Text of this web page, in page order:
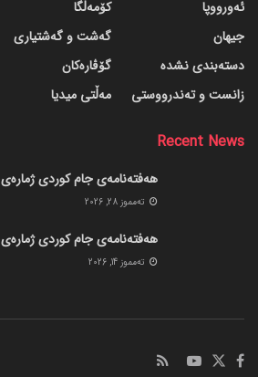
ئەورووپا
جیهان
دسته‌بندی نشده
زانست و تەندرووستی
کۆمەڵگا
گه‌شت و گه‌شتیاری
گۆڤاره‌کان
مەڵتی میدیا
Recent News
هەفتەنامەی جام کوردی ژمارەی 432
ته‌مموز 28, 2026
هەفتەنامەی جام کوردی ژمارەی 431
ته‌مموز 14, 2026